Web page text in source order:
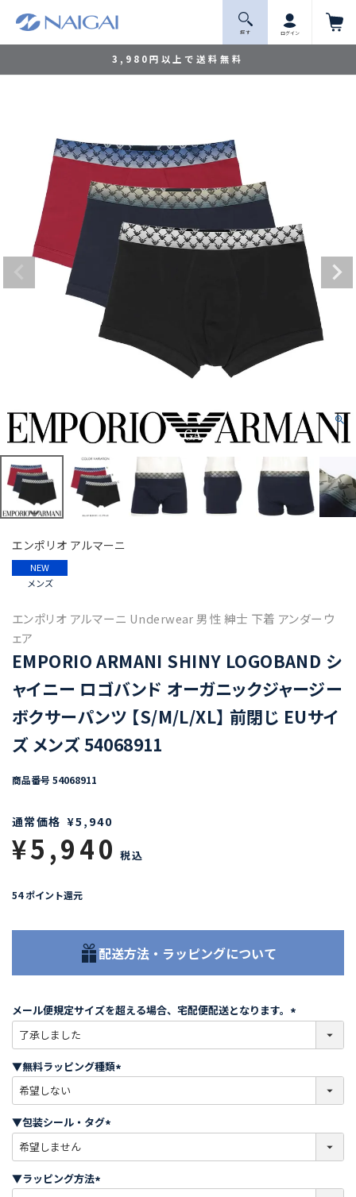
3,980円以上で送料無料
探 す ログイン
エンポリオ アルマーニ
NEW
メンズ
エンポリオ アルマーニ Underwear 男性 紳士 下着 アンダーウ
ェア
EMPORIO ARMANI SHINY LOGOBAND シ
ャイニー ロゴバンド オーガニックジャージー
ボクサーパンツ 【S/M/L/XL】 前閉じ EUサイ
ズ メンズ 54068911
商品番号 54068911
通常価格 ¥5,940
¥5,940 税込
54 ポイント還元
配送方法・ラッピングについて
メール便規定サイズを超える場合、宅配便配送となります。
必
)
▼無料ラッピング種類
必
)
▼包装シール・タグ
必
)
▼ラッピング方法